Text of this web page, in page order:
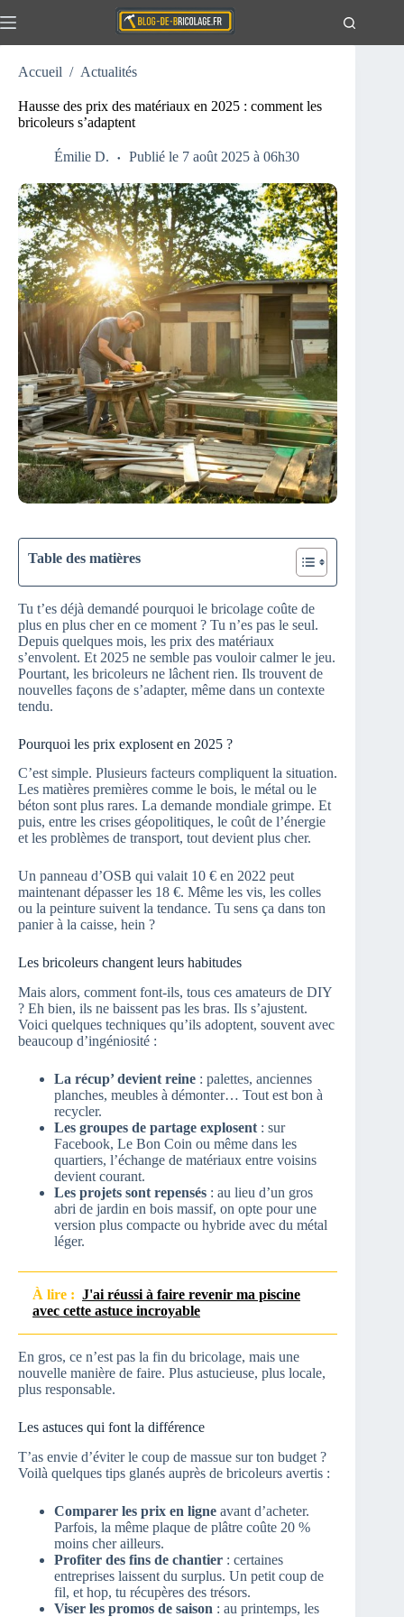
au
Aucun
Actualités
Travaux
Extérieur
Maison
Accueil / Actualités
Hausse des prix des matériaux en 2025 : comment les
bricoleurs s’adaptent
Émilie D. Publié le 7 août 2025 à 06h30
Table des matières
Tu t’es déjà demandé pourquoi le bricolage coûte de
plus en plus cher en ce moment ? Tu n’es pas le seul.
Depuis quelques mois, les prix des matériaux
s’envolent. Et 2025 ne semble pas vouloir calmer le jeu.
Pourtant, les bricoleurs ne lâchent rien. Ils trouvent de
nouvelles façons de s’adapter, même dans un contexte
tendu.
Pourquoi les prix explosent en 2025 ?
C’est simple. Plusieurs facteurs compliquent la situation.
Les matières premières comme le bois, le métal ou le
béton sont plus rares. La demande mondiale grimpe. Et
puis, entre les crises géopolitiques, le coût de l’énergie
et les problèmes de transport, tout devient plus cher.
Un panneau d’OSB qui valait 10 € en 2022 peut
maintenant dépasser les 18 €. Même les vis, les colles
ou la peinture suivent la tendance. Tu sens ça dans ton
panier à la caisse, hein ?
Les bricoleurs changent leurs habitudes
Mais alors, comment font-ils, tous ces amateurs de DIY
? Eh bien, ils ne baissent pas les bras. Ils s’ajustent.
Voici quelques techniques qu’ils adoptent, souvent avec
beaucoup d’ingéniosité :
La récup’ devient reine : palettes, anciennes
planches, meubles à démonter… Tout est bon à
recycler.
Les groupes de partage explosent : sur
Facebook, Le Bon Coin ou même dans les
quartiers, l’échange de matériaux entre voisins
devient courant.
Les projets sont repensés : au lieu d’un gros
abri de jardin en bois massif, on opte pour une
version plus compacte ou hybride avec du métal
léger.
À lire : J'ai réussi à faire revenir ma piscine
avec cette astuce incroyable
En gros, ce n’est pas la fin du bricolage, mais une
nouvelle manière de faire. Plus astucieuse, plus locale,
plus responsable.
Les astuces qui font la différence
T’as envie d’éviter le coup de massue sur ton budget ?
Voilà quelques tips glanés auprès de bricoleurs avertis :
Comparer les prix en ligne avant d’acheter.
Parfois, la même plaque de plâtre coûte 20 %
moins cher ailleurs.
Profiter des fins de chantier : certaines
entreprises laissent du surplus. Un petit coup de
fil, et hop, tu récupères des trésors.
Viser les promos de saison : au printemps, les